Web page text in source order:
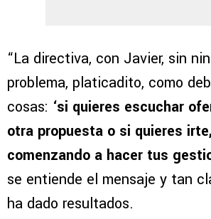
“La directiva, con Javier, sin
problema, platicadito, como
cosas: ‘si quieres escuchar
otra propuesta o si quieres
comenzando a hacer tus
se entiende el mensaje y tan
ha dado resultados.